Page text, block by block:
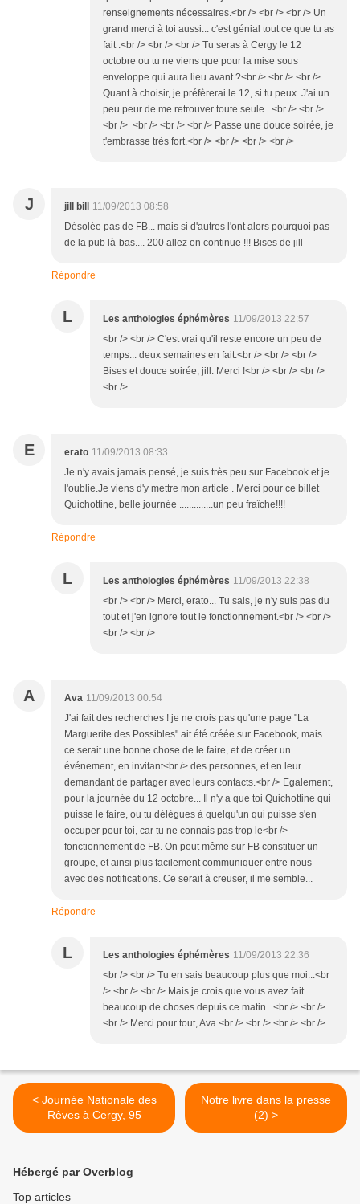
renseignements nécessaires.<br /> <br /> <br /> Un
grand merci à toi aussi... c'est génial tout ce que tu as
fait :<br /> <br /> <br /> Tu seras à Cergy le 12
octobre ou tu ne viens que pour la mise sous
enveloppe qui aura lieu avant ?<br /> <br /> <br />
Quant à choisir, je préfèrerai le 12, si tu peux. J'ai un
peu peur de me retrouver toute seule...<br /> <br />
<br /> <br /> <br /> <br /> Passe une douce soirée, je
t'embrasse très fort.<br /> <br /> <br /> <br />
J jill bill
11/09/2013 08:58
Désolée pas de FB... mais si d'autres l'ont alors pourquoi pas
de la pub là-bas.... 200 allez on continue !!! Bises de jill
Répondre
L Les anthologies éphémères 11/09/2013 22:57
<br /> <br /> C'est vrai qu'il reste encore un peu de
temps... deux semaines en fait.<br /> <br /> <br />
Bises et douce soirée, jill. Merci !<br /> <br /> <br />
<br />
E erato 11/09/2013 08:33
Je n'y avais jamais pensé, je suis très peu sur Facebook et je
l'oublie.Je viens d'y mettre mon article . Merci pour ce billet
Quichottine, belle journée ..............un peu fraîche!!!!
Répondre
L Les anthologies éphémères 11/09/2013 22:38
<br /> <br /> Merci, erato... Tu sais, je n'y suis pas du
tout et j'en ignore tout le fonctionnement.<br /> <br />
<br /> <br />
A Ava 11/09/2013 00:54
J'ai fait des recherches ! je ne crois pas qu'une page "La
Marguerite des Possibles" ait été créée sur Facebook, mais
ce serait une bonne chose de le faire, et de créer un
événement, en invitant<br /> des personnes, et en leur
demandant de partager avec leurs contacts.<br /> Egalement,
pour la journée du 12 octobre... Il n'y a que toi Quichottine qui
puisse le faire, ou tu délègues à quelqu'un qui puisse s'en
occuper pour toi, car tu ne connais pas trop le<br />
fonctionnement de FB. On peut même sur FB constituer un
groupe, et ainsi plus facilement communiquer entre nous
avec des notifications. Ce serait à creuser, il me semble...
Répondre
L Les anthologies éphémères 11/09/2013 22:36
<br /> <br /> Tu en sais beaucoup plus que moi...<br
/> <br /> <br /> Mais je crois que vous avez fait
beaucoup de choses depuis ce matin...<br /> <br />
<br /> Merci pour tout, Ava.<br /> <br /> <br /> <br />
< Journée Nationale des
Rêves à Cergy, 95
Notre livre dans la presse
(2) >
Hébergé par Overblog
Top articles